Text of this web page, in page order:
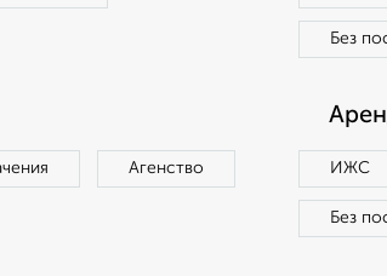
Без
Агенство ИЖС
Без